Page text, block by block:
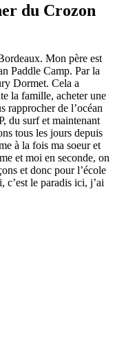
du Crozon
Mon père est
Paddle Camp. Par la
Dormet. Cela a
la famille, acheter une
rapprocher de l’océan
du surf et maintenant
tous les jours depuis
à la fois ma soeur et
et moi en seconde, on
et donc pour l’école
c’est le paradis ici, j’ai